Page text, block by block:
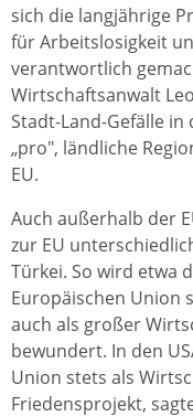
sich die langjährige
für Arbeitslosigkeit
verantwortlich
Wirtschaftsanwalt
Stadt-Land-Gefälle
„pro", ländliche
EU.
Auch außerhalb der
zur EU
Türkei. So wird etwa
Europäischen Union
auch als großer
bewundert. In den
Union stets als
Friedensprojekt,